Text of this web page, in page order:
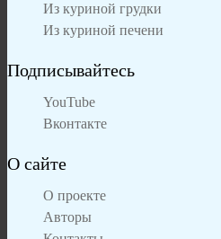
Из куриной грудки
Из куриной печени
Подписывайтесь
YouTube
Вконтакте
О сайте
О проекте
Авторы